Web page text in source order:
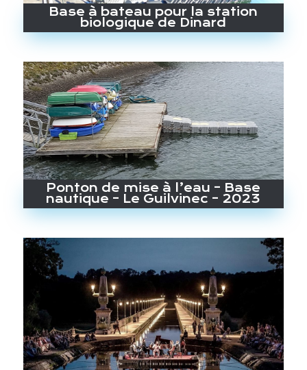
Base à bateau pour la station
biologique de Dinard
Ponton de mise à l’eau – Base
nautique – Le Guilvinec – 2023